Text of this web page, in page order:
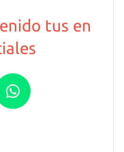
tus en